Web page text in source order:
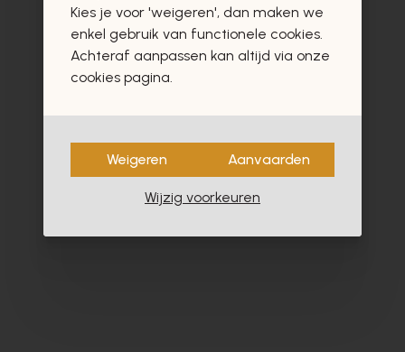
Kies je voor 'weigeren', dan maken we
enkel gebruik van functionele cookies.
Achteraf aanpassen kan altijd via onze
cookies pagina.
Weigeren Aanvaarden
Wijzig voorkeuren